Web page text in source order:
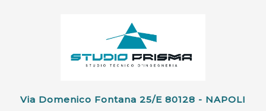
Via Domenico Fontana 25/e 80128 - NAPOLI